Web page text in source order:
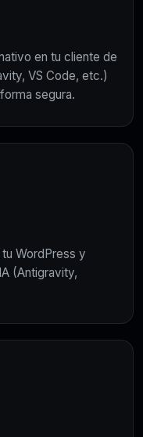
en tu cliente de
VS Code, etc.)
segura.
WordPress y
(Antigravity,